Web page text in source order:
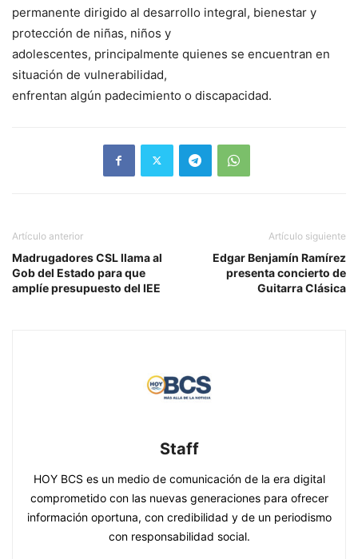
permanente dirigido al desarrollo integral, bienestar y
protección de niñas, niños y
adolescentes, principalmente quienes se encuentran en
situación de vulnerabilidad,
enfrentan algún padecimiento o discapacidad.
Artículo anterior
Madrugadores CSL llama al
Gob del Estado para que
amplíe presupuesto del IEE
Artículo siguiente
Edgar Benjamín Ramírez
presenta concierto de
Guitarra Clásica
Staff
HOY BCS es un medio de comunicación de la era digital
comprometido con las nuevas generaciones para ofrecer
información oportuna, con credibilidad y de un periodismo
con responsabilidad social.